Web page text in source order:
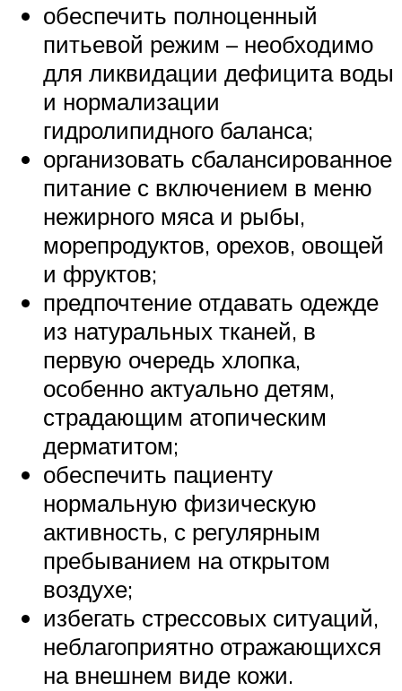
обеспечить полноценный
питьевой режим – необходимо
для ликвидации дефицита воды
и нормализации
гидролипидного баланса;
организовать сбалансированное
питание с включением в меню
нежирного мяса и рыбы,
морепродуктов, орехов, овощей
и фруктов;
предпочтение отдавать одежде
из натуральных тканей, в
первую очередь хлопка,
особенно актуально детям,
страдающим атопическим
дерматитом;
обеспечить пациенту
нормальную физическую
активность, с регулярным
пребыванием на открытом
воздухе;
избегать стрессовых ситуаций,
неблагоприятно отражающихся
на внешнем виде кожи.